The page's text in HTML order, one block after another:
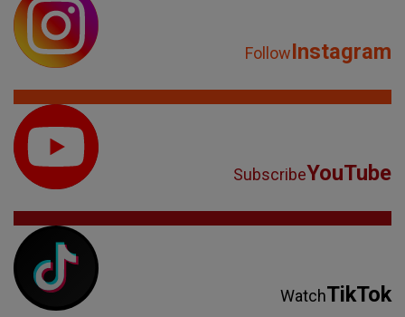
FollowInstagram
SubscribeYouTube
WatchTikTok